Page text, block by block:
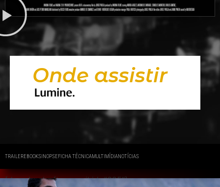
Onde assistir
TRAILEREBOOKSINOPSEFICHA TÉCNICAMULTIMÍDIANOTÍCIAS
[download_after_email id="695"]